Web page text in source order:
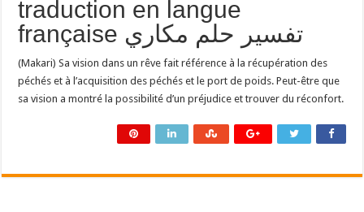
traduction en langue
française تفسير حلم مكاري
(Makari) Sa vision dans un rêve fait référence à la récupération des
péchés et à l’acquisition des péchés et le port de poids. Peut-être que
sa vision a montré la possibilité d’un préjudice et trouver du réconfort.